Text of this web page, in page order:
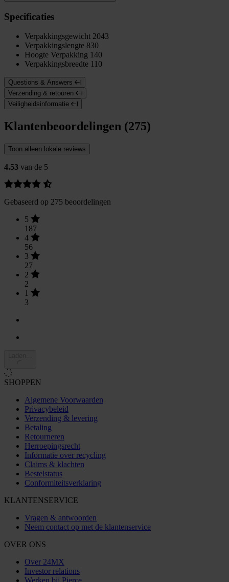
Specificaties
Verpakkingsgewicht 2043
Verpakkingslengte 830
Hoogte Verpakking 140
Verpakkingsbreedte 110
Questions & Answers
Verzending & retouren
Veiligheidsinformatie
Klantenbeoordelingen (275)
Toon alleen lokale reviews
4.53 van de 5
Gebaseerd op 275 beoordelingen
5
187
4
56
3
27
2
2
1
3
SHOPPEN
Algemene Voorwaarden
Privacybeleid
Verzending & levering
Betaling
Retourneren
Herroepingsrecht
Informatie over recycling
Claims & klachten
Bestelstatus
Conformiteitsverklaring
KLANTENSERVICE
Vragen & antwoorden
Neem contact op met de klantenservice
OVER ONS
Over 24MX
Investor relations